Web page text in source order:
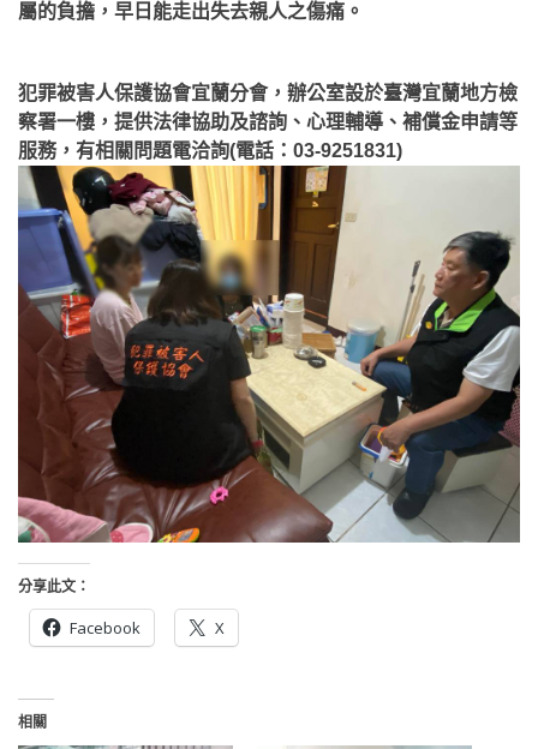
屬的負擔，早日能走出失去親人之傷痛。
犯罪被害人保護協會宜蘭分會，辦公室設於臺灣宜蘭地方檢
察署一樓，提供法律協助及諮詢、心理輔導、補償金申請等
服務，有相關問題電洽詢(電話：03-9251831)
分享此文：
Facebook X
相關